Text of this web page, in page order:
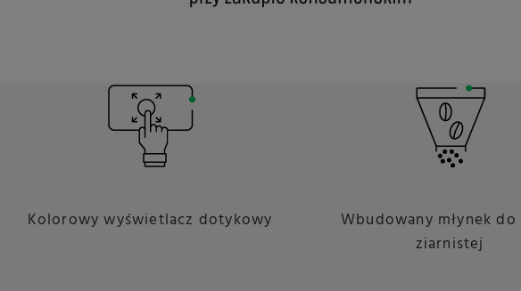
Kolorowy wyświetlacz dotykowy
Wbudowany młynek do
ziarnistej